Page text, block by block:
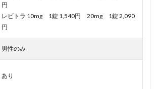
円
レビトラ 10mg 1錠 1,540円 20mg 1錠 2,090
円
男性のみ
あり